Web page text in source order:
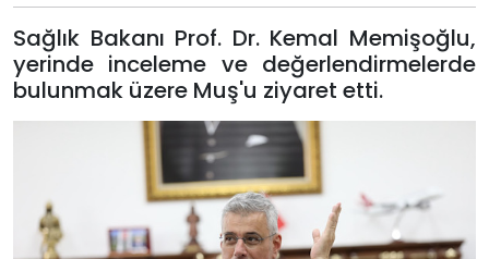
Sağlık Bakanı Prof. Dr. Kemal Memişoğlu,
yerinde inceleme ve değerlendirmelerde
bulunmak üzere Muş'u ziyaret etti.